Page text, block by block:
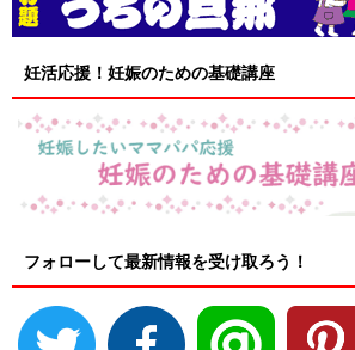
妊活応援！妊娠のための基礎講座
フォローして最新情報を受け取ろう！